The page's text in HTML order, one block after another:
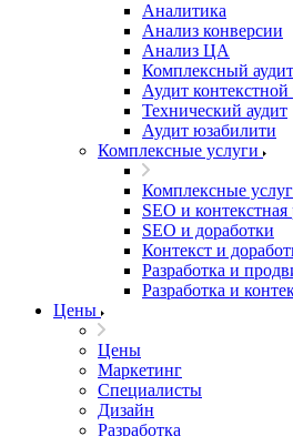
Аналитика
Анализ конверсии
Анализ ЦА
Комплексный аудит
Аудит
Технический аудит
Аудит юзабилити
Комплексные услуги
Комплексные
SEO и контекстная
SEO и доработки
Контекст и
Разработка и
Разработка и
Цены
Цены
Маркетинг
Специалисты
Дизайн
Разработка